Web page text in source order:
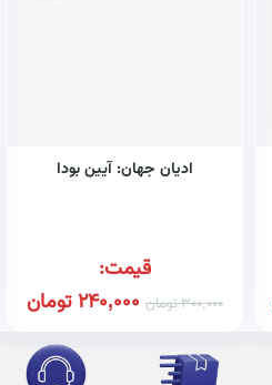
ادیان جهان: آیین بودا
قیمت:
300,000تومان 240,000تومان